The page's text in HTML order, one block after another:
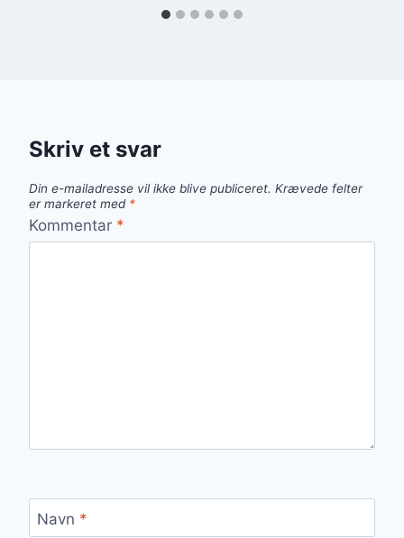
Skriv et svar
Din e-mailadresse vil ikke blive publiceret. Krævede felter
er markeret med *
Kommentar *
Navn *